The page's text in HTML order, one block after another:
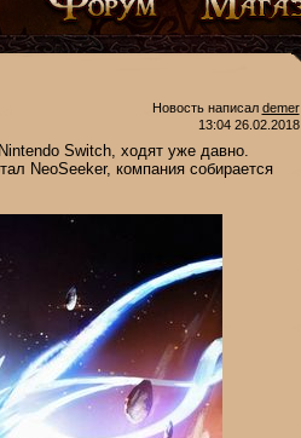
Новость написал demer
13:04 26.02.2018
Switch, ходят уже давно.
NeoSeeker, компания собирается